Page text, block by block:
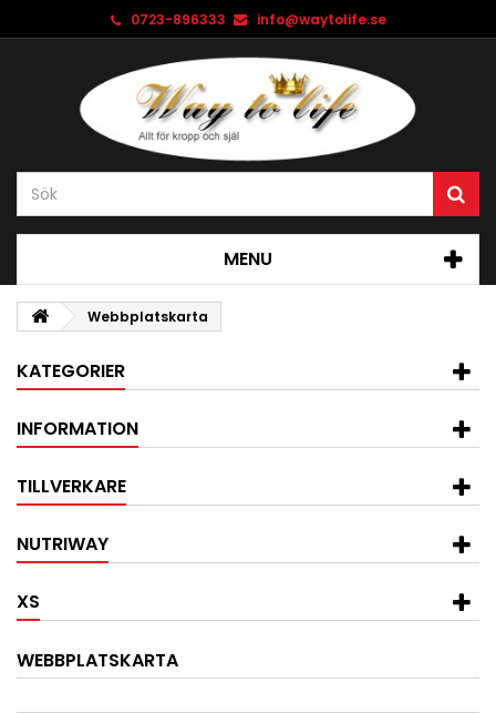
0723-896333 info@waytolife.se
MENU
Webbplatskarta
KATEGORIER
INFORMATION
TILLVERKARE
NUTRIWAY
XS
WEBBPLATSKARTA